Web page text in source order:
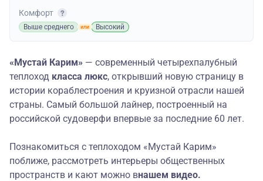
Комфорт
Выше среднего Высокий
«Мустай Карим» — современный четырехпалубный
теплоход класса люкс, открывший новую страницу в
истории кораблестроения и круизной отрасли нашей
страны. Самый большой лайнер, построенный на
российской судоверфи впервые за последние 60 лет.
Познакомиться с теплоходом «Мустай Карим»
поближе, рассмотреть интерьеры общественных
пространств и кают можно внашем видео.